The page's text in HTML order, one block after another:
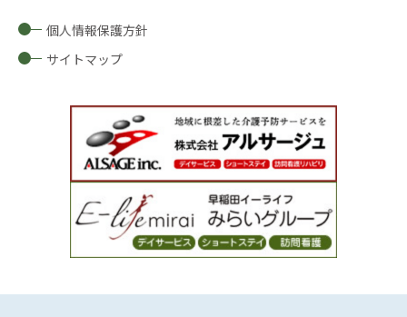
個人情報保護方針
サイトマップ